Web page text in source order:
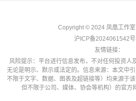
Copyright © 2024 凤凰工作
沪ICP备2024061542
友情链接：
风险提示：平台进行信息发布，不对任何投资人
无论是明示、默示或法定的。信息来源：本文中
不限于文字、数据、图表及超链接等）均来源于
但不限于公司、媒体、协会等机构）的官方